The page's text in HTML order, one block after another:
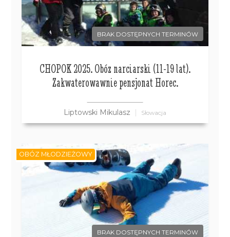
BRAK DOSTĘPNYCH TERMINÓW
CHOPOK 2025. Obóz narciarski (11-19 lat).
Zakwaterowawnie pensjonat Horec.
Liptowski Mikulasz Słowacja
BRAK DOSTĘPNYCH TERMINÓW
OBÓZ MŁODZIEŻOWY